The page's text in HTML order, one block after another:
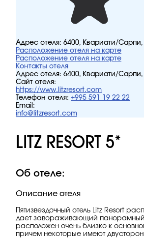
Адрес отеля: 6400, Квариати/
Расположение отеля на карте
Расположение отеля на карте
Контакты отеля
Адрес отеля: 6400, Квариати/
Сайт отеля:
https://www.litzresort.com
Телефон отеля: +995 591 19 22 22
Email:
info@litzresort.com
LITZ RESORT 5*
Об отеле:
Описание отеля
Пятизвездочный отель Litz Resort
дает завораживающий панорамный
расположен очень близко к
причем некоторые имеют